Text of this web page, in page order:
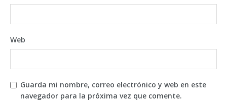
Web
Guarda mi nombre, correo electrónico y web en este
navegador para la próxima vez que comente.